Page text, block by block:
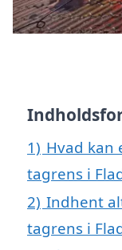
1) Hvad kan
tagrens i
2) Indhent
tagrens i